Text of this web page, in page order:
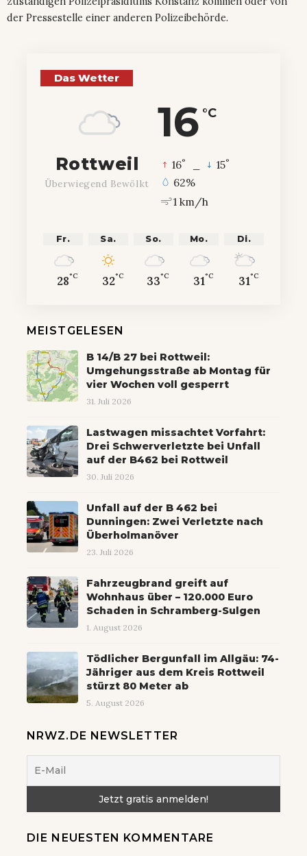
der Pressestelle einer anderen Polizeibehörde.
Das Wetter
16 °C
Rottweil
Überwiegend Bewölkt
16° 15°
62%
1 km/h
Fr.
28°C
Sa.
32°C
So.
33°C
Mo.
31°C
Di.
31°C
MEISTGELESEN
B 14/B 27 bei Rottweil:
Umgehungsstraße ab Montag für
vier Wochen voll gesperrt
31. Juli 2026
Lastwagen missachtet Vorfahrt:
Drei Schwerverletzte bei Unfall
auf der B462 bei Rottweil
30. Juli 2026
Unfall auf der B 462 bei
Dunningen: Zwei Verletzte nach
Überholmanöver
23. Juli 2026
Fahrzeugbrand greift auf
Wohnhaus über – 120.000 Euro
Schaden in Schramberg-Sulgen
1. August 2026
Tödlicher Bergunfall im Allgäu: 74-
Jähriger aus dem Kreis Rottweil
stürzt 80 Meter ab
5. August 2026
NRWZ.DE NEWSLETTER
DIE NEUESTEN KOMMENTARE